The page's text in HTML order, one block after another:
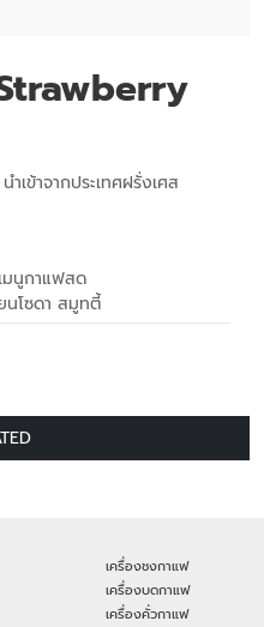
นำเข้าจากประเทศฝรั่งเศส
มนูกาแฟสด
นโซดา สมูทตี้
เครื่องชงกาแฟ
เครื่องบดกาแฟ
เครื่องคั่วกาแฟ